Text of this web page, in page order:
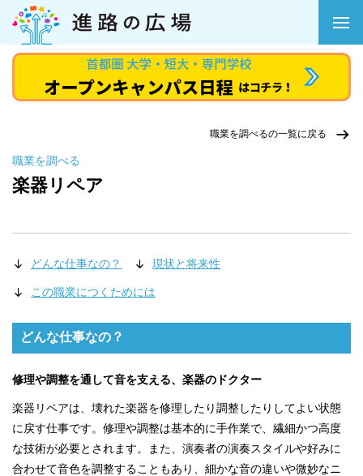
職業を調べるの一覧に戻る
職業を調べる
楽器リペア
どんな仕事なの？ 現状と将来性
この職業につくためには
どんな仕事なの？
修理や調整を通して音を支える、楽器のドクター
楽器リペアは、壊れた楽器を修理したり調整したりしてよい状態
に戻す仕事です。修理や調整は基本的に手作業で、繊細かつ高度
な技術が必要とされます。また、演奏者の演奏スタイルや好みに
合わせて音色を調整することもあり、細かな音の違いや微妙なニ